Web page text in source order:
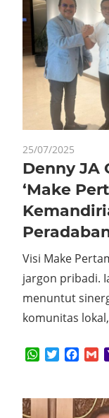
25/07/2025
Denny JA
‘Make
Visi Make
jargon pribadi.
menuntut
komunitas
WhatsApp
Twitter